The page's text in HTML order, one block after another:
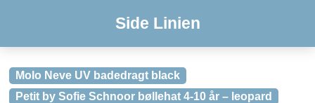
Side Linien
Molo Neve UV badedragt black
Petit by Sofie Schnoor bøllehat 4-10 år – leopard